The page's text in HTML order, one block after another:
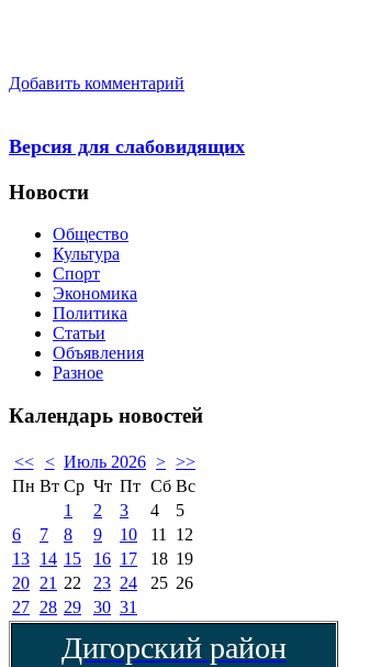
Добавить комментарий
Версия для слабовидящих
Новости
Общество
Культура
Спорт
Экономика
Политика
Статьи
Объявления
Разное
Календарь новостей
<< < Июль 2026 > >>
Пн Вт Ср Чт Пт Сб Вс
1
2 3 4
5
6
7 8 9 10 11
12
13 14 15 16 17 18 19
20 21 22 23 24 25 26
27 28 29 30 31
Дигорский район